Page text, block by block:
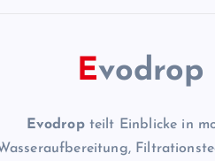
Evodrop
Evodropteilt Einblicke in